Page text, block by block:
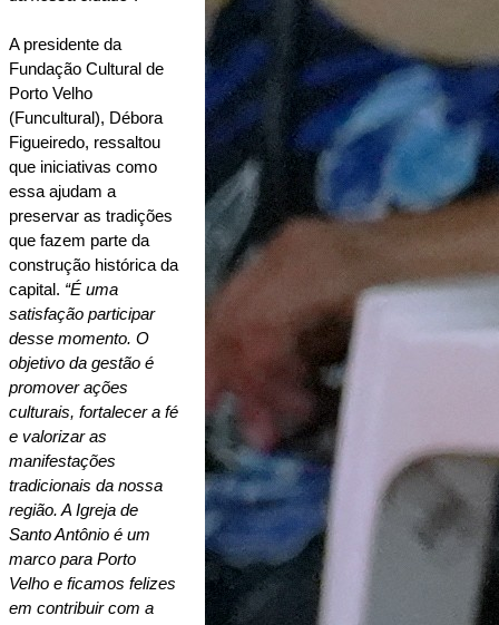
A presidente da
Fundação Cultural de
Porto Velho
(Funcultural), Débora
Figueiredo, ressaltou
que iniciativas como
essa ajudam a
preservar as tradições
que fazem parte da
construção histórica da
capital. “É uma
satisfação participar
desse momento. O
objetivo da gestão é
promover ações
culturais, fortalecer a fé
e valorizar as
manifestações
tradicionais da nossa
região. A Igreja de
Santo Antônio é um
marco para Porto
Velho e ficamos felizes
em contribuir com a